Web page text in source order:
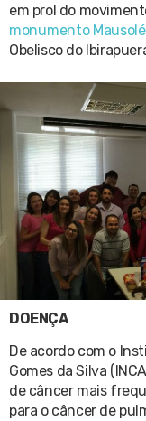
em prol do
monumento
Obelisco do
DOENÇA
De acordo com o
Gomes da Silva
de câncer mais
para o câncer de